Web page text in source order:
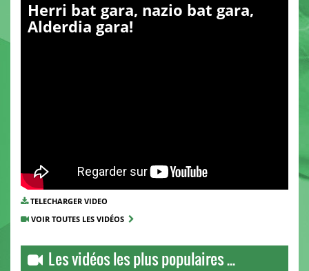
Herri bat gara, nazio bat gara,
Alderdia gara!
TELECHARGER VIDEO
VOIR TOUTES LES VIDÉOS
Les vidéos les plus populaires ...